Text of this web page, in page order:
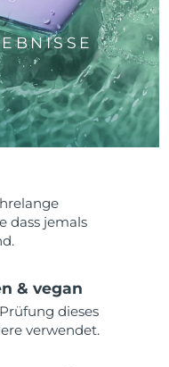
dass jemals
& vegan
dieses
verwendet.